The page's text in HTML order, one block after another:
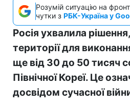
Розумій ситуацію на
чутки з РБК-Україна у
Росія ухвалила
території для
ще від 30 до 50 тисяч
Північної Кореї. Це
досвідом сучасної